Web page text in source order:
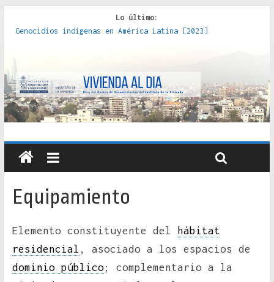
Lo último:
Genocidios indígenas en América Latina [2023]
políticas, prácticas y representaciones [2022]
crítica de las fronteras latinoamericanas [2020]
Criterios técnicos para una vivienda adecuada [2019]
Red de consultorios de la Caja del Seguro Obrero en
Santiago : un patrimonio emblemático [2014]
Equipamiento
Elemento constituyente del
hábitat
residencial , asociado a los espacios de
dominio público; complementario a la